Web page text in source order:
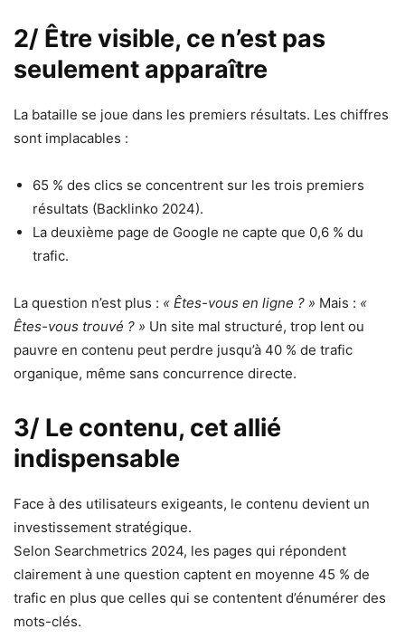
2/ Être visible, ce n’est pas
seulement apparaître
La bataille se joue dans les premiers résultats. Les chiffres
sont implacables :
65 % des clics se concentrent sur les trois premiers
résultats (Backlinko 2024).
La deuxième page de Google ne capte que 0,6 % du
trafic.
La question n’est plus : « Êtes-vous en ligne ? » Mais : «
Êtes-vous trouvé ? » Un site mal structuré, trop lent ou
pauvre en contenu peut perdre jusqu’à 40 % de trafic
organique, même sans concurrence directe.
3/ Le contenu, cet allié
indispensable
Face à des utilisateurs exigeants, le contenu devient un
investissement stratégique.
Selon Searchmetrics 2024, les pages qui répondent
clairement à une question captent en moyenne 45 % de
trafic en plus que celles qui se contentent d’énumérer des
mots-clés.